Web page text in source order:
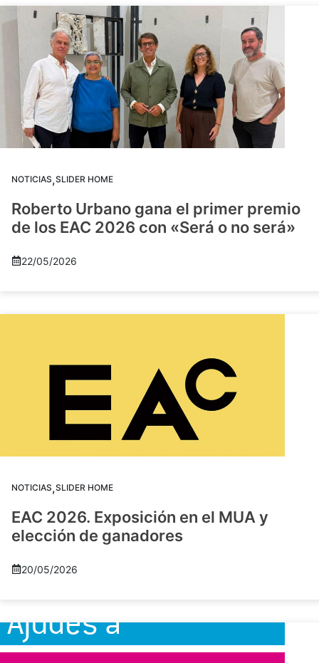
NOTICIAS,SLIDER HOME
Roberto Urbano gana el primer premio
de los EAC 2026 con «Será o no será»
22/05/2026
NOTICIAS,SLIDER HOME
EAC 2026. Exposición en el MUA y
elección de ganadores
20/05/2026